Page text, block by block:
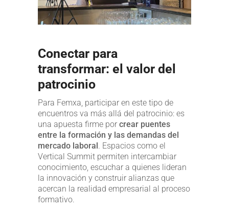
Conectar para
transformar: el valor del
patrocinio
Para Femxa, participar en este tipo de
encuentros va más allá del patrocinio: es
una apuesta firme por crear puentes
entre la formación y las demandas del
mercado laboral . Espacios como el
Vertical Summit permiten intercambiar
conocimiento, escuchar a quienes lideran
la innovación y construir alianzas que
acercan la realidad empresarial al proceso
formativo.